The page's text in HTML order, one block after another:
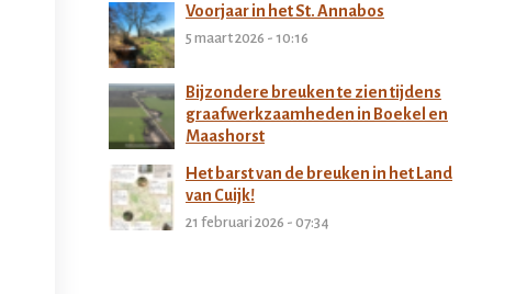
Voorjaar in het St. Annabos
5 maart 2026 - 10:16
Bijzondere breuken te zien tijdens
graafwerkzaamheden in Boekel en
Maashorst
27 februari 2026 - 11:32
Het barst van de breuken in het Land
van Cuijk!
21 februari 2026 - 07:34